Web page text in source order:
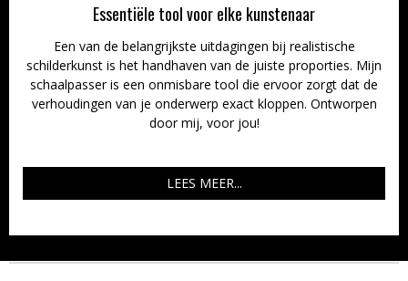
Essentiële tool voor elke kunstenaar
Een van de belangrijkste uitdagingen bij realistische
schilderkunst is het handhaven van de juiste proporties. Mijn
schaalpasser is een onmisbare tool die ervoor zorgt dat de
verhoudingen van je onderwerp exact kloppen. Ontworpen
door mij, voor jou!
LEES MEER...